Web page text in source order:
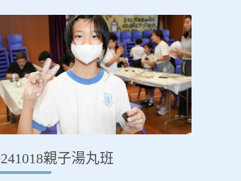
親子湯丸班